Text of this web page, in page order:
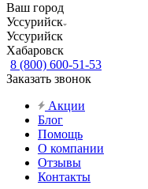
Ваш город
Уссурийск
Уссурийск
Хабаровск
8 (800) 600-51-53
Заказать звонок
Акции
Блог
Помощь
О компании
Отзывы
Контакты